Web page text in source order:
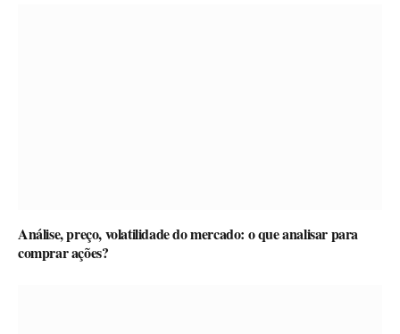
Análise, preço, volatilidade do mercado: o que analisar para
comprar ações?